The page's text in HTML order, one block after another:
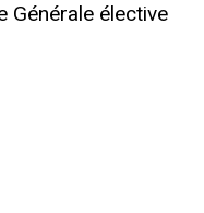
Générale élective